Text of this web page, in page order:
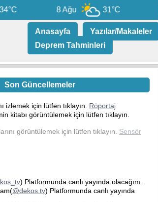
8 Ağu 31°C
Anasayfa Yazılar/Makaleler
Deprem Tahminleri
Son Güncellemeler
izlemek için lütfen tıklayın. Röportaj
kitabı görüntülemek için lütfen tıklayın.
görüntülemek için lütfen tıklayın. Sensör
) Platformunda canlı yayında olacağım.
@dekos.tv) Platformunda canlı yayında